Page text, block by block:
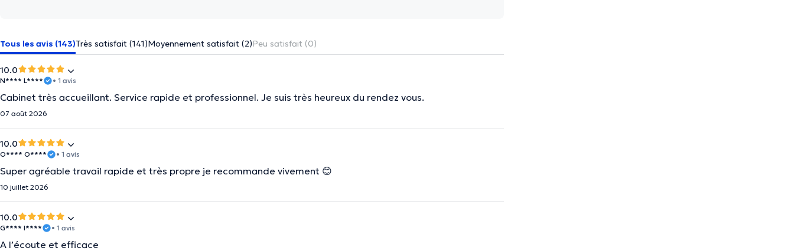
Tous les avis (143)Très satisfait (141)Moyennement satisfait (2)Peu satisfait (0)
10.0
N**** L**** • 1 avis
Cabinet très accueillant. Service rapide et professionnel. Je suis très heureux du rendez vous.
07 août 2026
10.0
O**** O**** • 1 avis
Super agréable travail rapide et très propre je recommande vivement 😊
10 juillet 2026
10.0
G**** I**** • 1 avis
A l’écoute et efficace